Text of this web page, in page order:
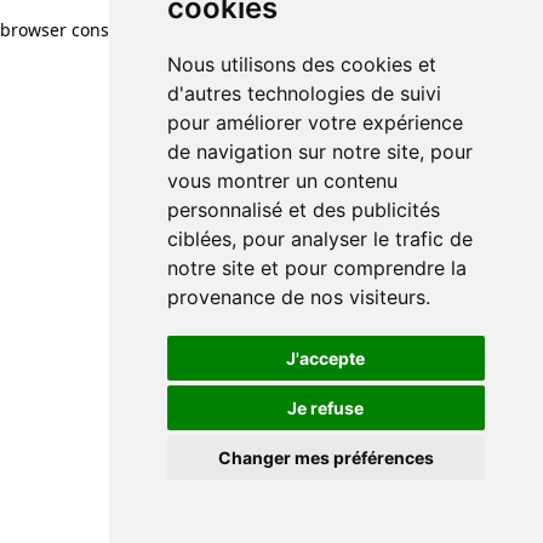
cookies
Nous utilisons des cookies et
d'autres technologies de suivi
pour améliorer votre expérience
de navigation sur notre site, pour
vous montrer un contenu
personnalisé et des publicités
ciblées, pour analyser le trafic de
notre site et pour comprendre la
provenance de nos visiteurs.
J'accepte
Je refuse
Changer mes préférences
browser console for more information)